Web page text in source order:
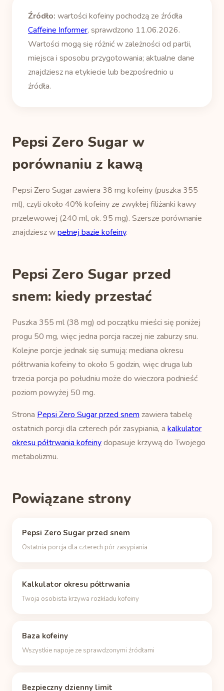
Źródło: wartości kofeiny pochodzą ze źródła
Caffeine Informer, sprawdzono 11.06.2026.
Wartości mogą się różnić w zależności od partii,
miejsca i sposobu przygotowania; aktualne dane
znajdziesz na etykiecie lub bezpośrednio u
źródła.
Pepsi Zero Sugar w
porównaniu z kawą
Pepsi Zero Sugar zawiera 38 mg kofeiny (puszka 355
ml), czyli około 40% kofeiny ze zwykłej filiżanki kawy
przelewowej (240 ml, ok. 95 mg). Szersze porównanie
znajdziesz wpełnej bazie kofeiny.
Pepsi Zero Sugar przed
snem: kiedy przestać
Puszka 355 ml (38 mg) od początku mieści się poniżej
progu 50 mg, więc jedna porcja raczej nie zaburzy snu.
Kolejne porcje jednak się sumują: mediana okresu
półtrwania kofeiny to około 5 godzin, więc druga lub
trzecia porcja po południu może do wieczora podnieść
poziom powyżej 50 mg.
Strona Pepsi Zero Sugar przed snem zawiera tabelę
ostatnich porcji dla czterech pór zasypiania, a kalkulator
okresu półtrwania kofeinydopasuje krzywą do Twojego
metabolizmu.
Powiązane strony
Pepsi Zero Sugar przed snem
Ostatnia porcja dla czterech pór zasypiania
Kalkulator okresu półtrwania
Twoja osobista krzywa rozkładu kofeiny
Baza kofeiny
Wszystkie napoje ze sprawdzonymi źródłami
Bezpieczny dzienny limit